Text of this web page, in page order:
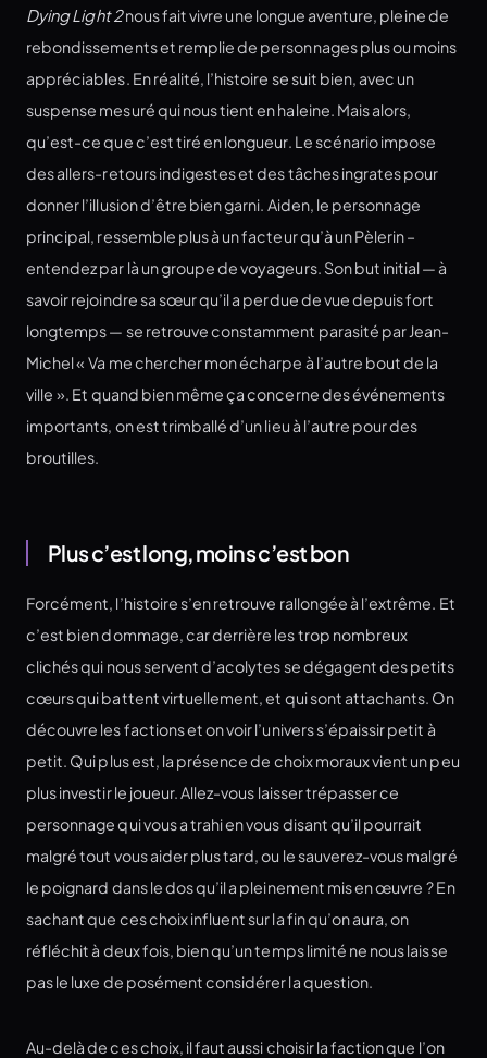
Dying Light 2nous fait vivre une longue aventure, pleine de
rebondissements et remplie de personnages plus ou moins
appréciables. En réalité, l’histoire se suit bien, avec un
suspense mesuré qui nous tient en haleine. Mais alors,
qu’est-ce que c’est tiré en longueur. Le scénario impose
des allers-retours indigestes et des tâches ingrates pour
donner l’illusion d’être bien garni. Aiden, le personnage
principal, ressemble plus à un facteur qu’à un Pèlerin –
entendez par là un groupe de voyageurs. Son but initial — à
savoir rejoindre sa sœur qu’il a perdue de vue depuis fort
longtemps — se retrouve constamment parasité par Jean-
Michel « Va me chercher mon écharpe à l’autre bout de la
ville ». Et quand bien même ça concerne des événements
importants, on est trimballé d’un lieu à l’autre pour des
broutilles.
Plus c’est long, moins c’est bon
Forcément, l’histoire s’en retrouve rallongée à l’extrême. Et
c’est bien dommage, car derrière les trop nombreux
clichés qui nous servent d’acolytes se dégagent des petits
cœurs qui battent virtuellement, et qui sont attachants. On
découvre les factions et on voir l’univers s’épaissir petit à
petit. Qui plus est, la présence de choix moraux vient un peu
plus investir le joueur. Allez-vous laisser trépasser ce
personnage qui vous a trahi en vous disant qu’il pourrait
malgré tout vous aider plus tard, ou le sauverez-vous malgré
le poignard dans le dos qu’il a pleinement mis en œuvre ? En
sachant que ces choix influent sur la fin qu’on aura, on
réfléchit à deux fois, bien qu’un temps limité ne nous laisse
pas le luxe de posément considérer la question.
Au-delà de ces choix, il faut aussi choisir la faction que l’on